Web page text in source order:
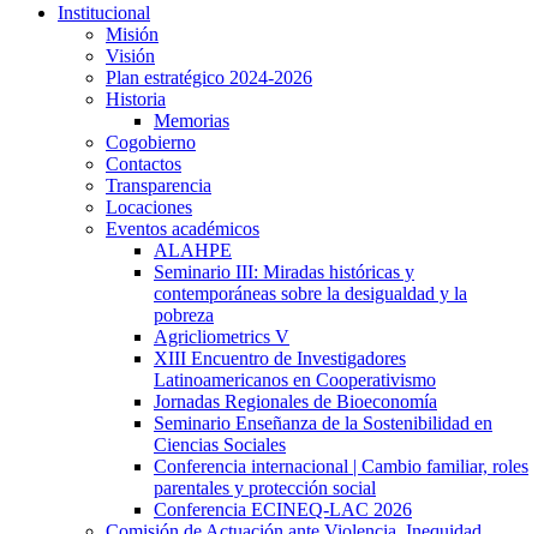
Institucional
Misión
Visión
Plan estratégico 2024-2026
Historia
Memorias
Cogobierno
Contactos
Transparencia
Locaciones
Eventos académicos
ALAHPE
Seminario III: Miradas históricas y
contemporáneas sobre la desigualdad y la
pobreza
Agricliometrics V
XIII Encuentro de Investigadores
Latinoamericanos en Cooperativismo
Jornadas Regionales de Bioeconomía
Seminario Enseñanza de la Sostenibilidad en
Ciencias Sociales
Conferencia internacional | Cambio familiar, roles
parentales y protección social
Conferencia ECINEQ-LAC 2026